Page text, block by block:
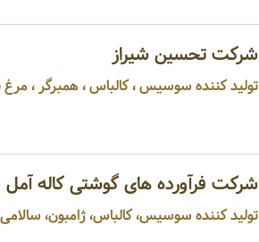
شرکت تحسین شیراز
تولید کننده سوسیس ، کالباس ، همبرگر ، مرغ
شرکت فرآورده های گوشتی کاله آمل
تولید کننده سوسیس، کالباس، ژامبون، سالامی،